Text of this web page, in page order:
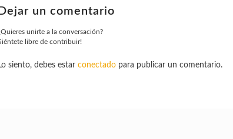
Dejar un comentario
unirte a la conversación?
libre de contribuir!
Lo siento, debes estar conectadopara publicar un comentario.